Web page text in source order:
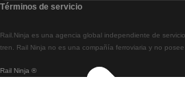
Tren De Lisboa A
Tren De Braga A
Rail Ninja ®
Rail.Ninja es una agencia global independiente de
tren. Rail Ninja no es una compañía ferroviaria y no
Términos de servicio